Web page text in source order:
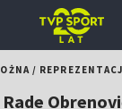
/